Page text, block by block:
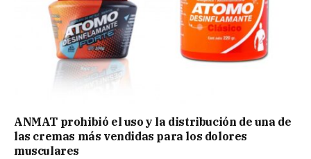
ANMAT prohibió el uso y la distribución de una de
las cremas más vendidas para los dolores
musculares